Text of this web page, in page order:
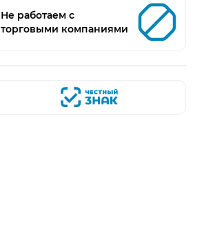
Не работаем с
торговыми компаниями